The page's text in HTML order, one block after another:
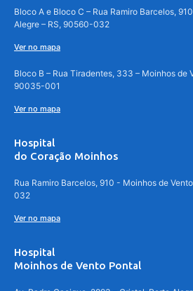
Bloco A e Bloco C – Rua Ramiro Barcelos,
Alegre – RS, 90560-032
Ver no mapa
Bloco B – Rua Tiradentes, 333 – Moinhos de
90035-001
Ver no mapa
Hospital
do Coração Moinhos
Rua Ramiro Barcelos, 910 - Moinhos de
032
Ver no mapa
Hospital
Moinhos de Vento Pontal